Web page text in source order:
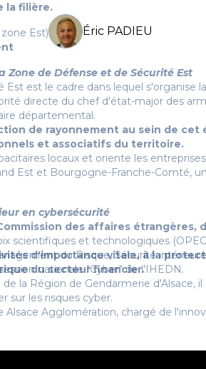
la filière.
Est)
Éric PADIEU
de Défense et de Sécurité Est
est le cadre dans lequel s'organise
directe du chef d'état-major des
départemental.
de rayonnement au sein de
et associatifs du territoire.
locaux et oriente les
Est et Bourgogne-Franche-Comté,
en cybersécurité
des affaires étrangères,
scientifiques et technologiques
d'importance vitale, à la
du secteur financier.
du Risque, Sécurité
nationale "Cyber" de l'IHEDN.
de la Région de Gendarmerie
sur les risques cyber.
Alsace Agglomération, chargé de